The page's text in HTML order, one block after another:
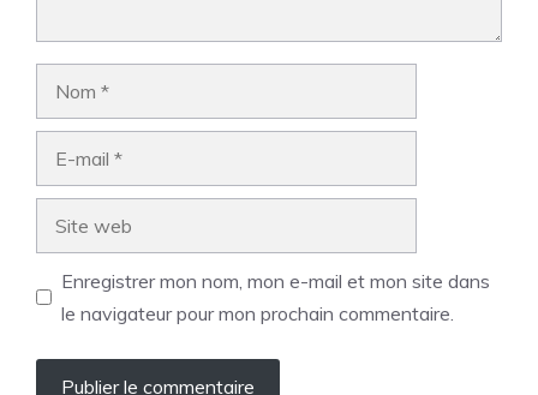
Enregistrer mon nom, mon e-mail et mon site dans
le navigateur pour mon prochain commentaire.